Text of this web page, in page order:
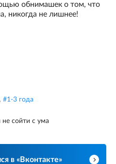
обнимашек о том, что
никогда не лишнее!
#1-3 года
не сойти с ума
в «Вконтакте»